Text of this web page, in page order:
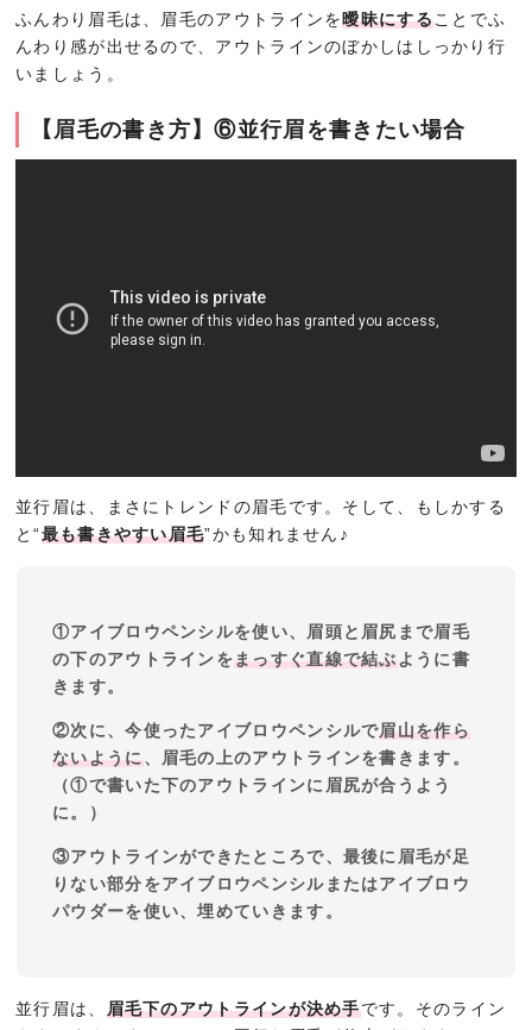
ふんわり眉毛は、眉毛のアウトラインを曖昧にすることでふ
んわり感が出せるので、アウトラインのぼかしはしっかり行
いましょう。
【眉毛の書き方】⑥並行眉を書きたい場合
並行眉は、まさにトレンドの眉毛です。そして、もしかする
と“最も書きやすい眉毛”かも知れません♪
①アイブロウペンシルを使い、眉頭と眉尻まで眉毛
の下のアウトラインをまっすぐ直線で結ぶように書
きます。
②次に、今使ったアイブロウペンシルで眉山を作ら
ないように、眉毛の上のアウトラインを書きます。
（①で書いた下のアウトラインに眉尻が合うよう
に。）
③アウトラインができたところで、最後に眉毛が足
りない部分をアイブロウペンシルまたはアイブロウ
パウダーを使い、埋めていきます。
並行眉は、 眉毛下のアウトラインが決め手です。そのライン